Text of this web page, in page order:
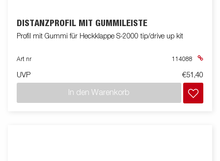
DISTANZPROFIL MIT GUMMILEISTE
Profil mit Gummi für Heckklappe S-2000 tip/drive up kit
Art nr 114088
UVP €51,40
In den Warenkorb